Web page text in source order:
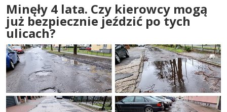
Minęły 4 lata. Czy kierowcy mogą
już bezpiecznie jeździć po tych
ulicach?